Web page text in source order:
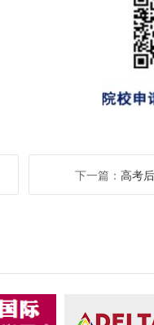
下一篇： 高考